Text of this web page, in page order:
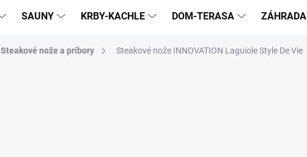
SAUNY KRBY-KACHLE DOM-TERASA ZÁHRADA
Steakové nože a príbory Steakové nože INNOVATION Laguiole Style De Vie